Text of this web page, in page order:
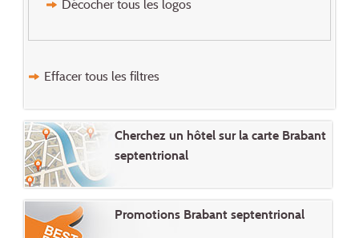
Décocher tous les logos
Effacer tous les filtres
Cherchez un hôtel sur la carte Brabant
septentrional
Promotions Brabant septentrional